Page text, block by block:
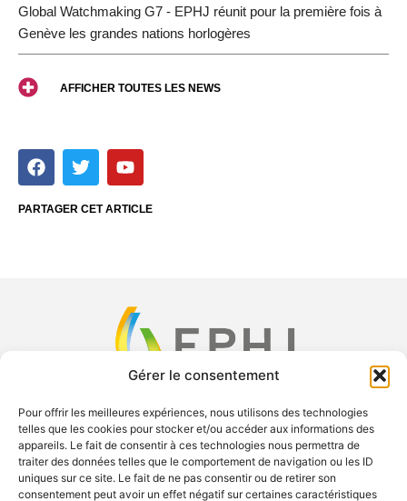
Gérer le consentement
Pour offrir les meilleures expériences, nous utilisons des technologies
telles que les cookies pour stocker et/ou accéder aux informations des
appareils. Le fait de consentir à ces technologies nous permettra de
traiter des données telles que le comportement de navigation ou les ID
uniques sur ce site. Le fait de ne pas consentir ou de retirer son
consentement peut avoir un effet négatif sur certaines caractéristiques
Global Watchmaking G7 - EPHJ réunit pour la première fois à
Genève les grandes nations horlogères
AFFICHER TOUTES LES NEWS
F
a
e
T
w
t
Y
o
t
PARTAGER CET ARTICLE
F
a
c
X
-
t
Y
o
u
L
i
n